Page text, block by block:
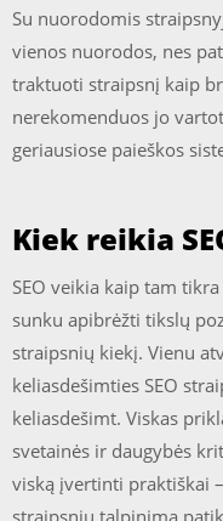
Su nuorodomis
vienos nuorodos, nes
traktuoti straipsnį kaip
nerekomenduos jo
geriausiose paieškos
Kiek reikia
SEO veikia kaip tam
sunku apibrėžti tikslų
straipsnių kiekį. Vienu
keliasdešimties SEO
keliasdešimt. Viskas
svetainės ir daugybės
viską įvertinti praktiškai
straipsnių talpinimą